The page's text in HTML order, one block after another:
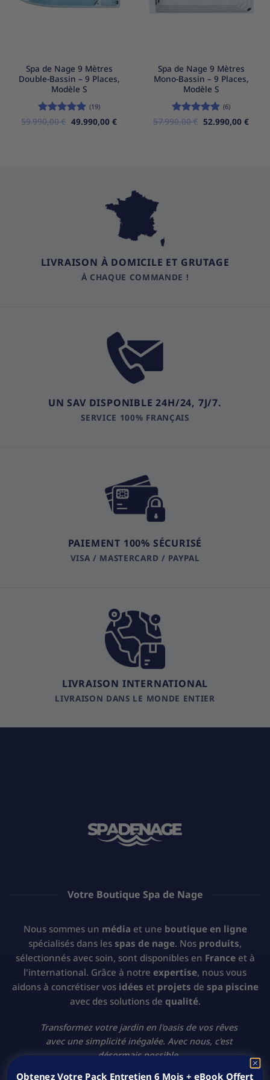
Spa de Nage 9 Mètres
Double-Bassin – 9 Places,
Modèle S
Note5 sur
(19)
59.990,00€ Le
prix
49.990,00 €Le
prix
Spa de Nage 9 Mètres
Mono-Bassin – 9 Places,
Modèle S
Note5
sur
(6)
57.990,00€ Le
prix
52.990,00 €Le
prix
LIVRAISON À DOMICILE ET GRUTAGE
À CHAQUE COMMANDE !
UN SAV DISPONIBLE 24H/24, 7J/7.
SERVICE 100% FRANÇAIS
PAIEMENT 100% SÉCURISÉ
VISA / MASTERCARD / PAYPAL
LIVRAISON INTERNATIONAL
LIVRAISON DANS LE MONDE ENTIER
Votre Boutique Spa de Nage
Nous sommes un média et une boutique en ligne
spécialisés dans les spas de nage. Nos produits,
sélectionnés avec soin, sont disponibles en Franceet à
l'international. Grâce à notre expertise, nous vous
aidons à concrétiser vos idées et projets de spa piscine
avec des solutions de qualité.
Transformez votre jardin en l'oasis de vos rêves
avec une simplicité inégalée. Avec nous, c'est
désormais possible.
Obtenez Votre Pack Entretien 6 Mois + eBook Offert